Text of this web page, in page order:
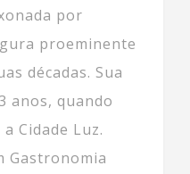
por
proeminente
décadas. Sua
anos, quando
Cidade Luz.
Gastronomia